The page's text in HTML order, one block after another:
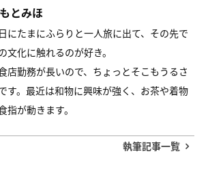
とみほ
にたまにふらりと一人旅に出て、その先で
文化に触れるのが好き。
店勤務が長いので、ちょっとそこもうるさ
す。最近は和物に興味が強く、お茶や着物
指が動きます。
執筆記事一覧